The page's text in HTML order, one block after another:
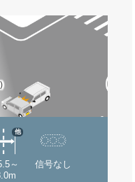
～
他
信号なし